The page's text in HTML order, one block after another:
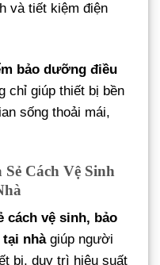
và tiết kiệm điện
bảo dưỡng điều
chỉ giúp thiết bị bền
sống thoải mái,
Cách Vệ Sinh
cách vệ sinh, bảo
nhàgiúp người
bị, duy trì hiệu suất